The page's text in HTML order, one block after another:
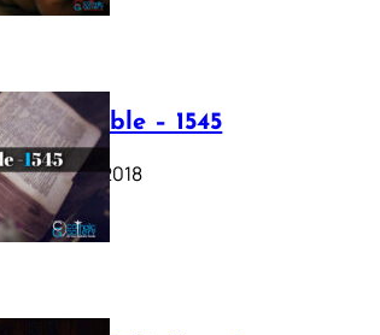
Luther Bible – 1545
October 17, 2018